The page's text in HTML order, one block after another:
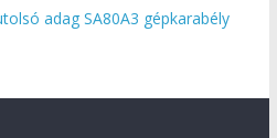
adag SA80A3 gépkarabély